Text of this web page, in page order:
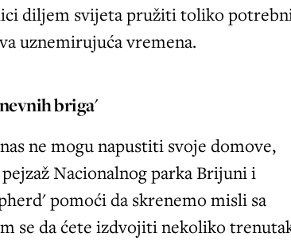
diljem svijeta pružiti toliko
uznemirujuća vremena.
briga'
ne mogu napustiti svoje domove,
Nacionalnog parka Brijuni i
pomoći da skrenemo misli sa
se da ćete izdvojiti nekoliko